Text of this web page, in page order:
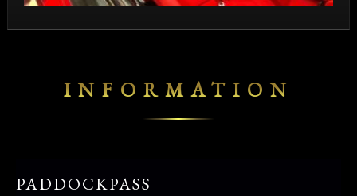
INFORMATION
PADDOCKPASS